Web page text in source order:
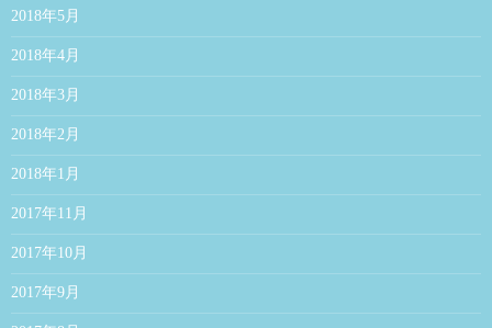
2018年5月
2018年4月
2018年3月
2018年2月
2018年1月
2017年11月
2017年10月
2017年9月